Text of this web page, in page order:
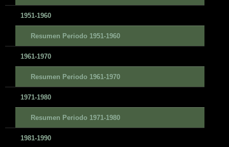
1951-1960
Resumen Periodo 1951-1960
1961-1970
Resumen Periodo 1961-1970
1971-1980
Resumen Periodo 1971-1980
1981-1990